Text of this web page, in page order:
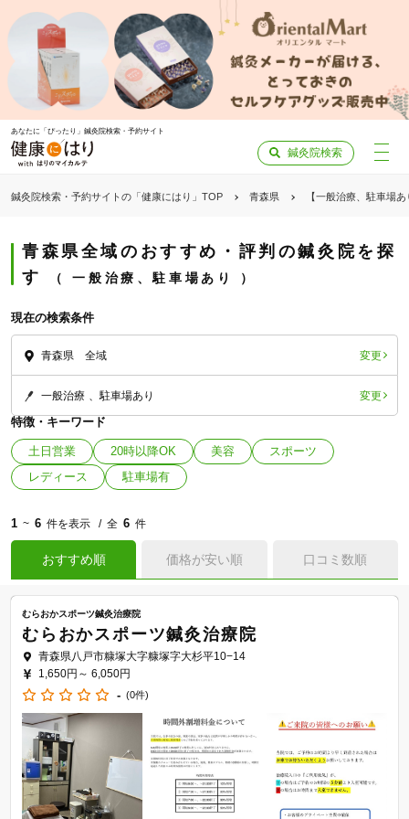
あなたに「ぴったり」鍼灸院検索・予約サイト
鍼灸院検索
鍼灸院検索・予約サイトの「健康にはり」TOP 青森県 【一般治療、駐車場
青森県全域のおすすめ・評判の鍼灸院を探
す
一般治療、駐車場あり
現在の検索条件
青森県 全域 変更
一般治療 駐車場あり 変更
特徴・キーワード
土日営業 20時以降OK 美容
スポーツ
レディース
駐車場有
1 ~ 6 件を表示 全 6 件
おすすめ順 価格が安い順 口コミ数順
むらおかスポーツ鍼灸治療院
むらおかスポーツ鍼灸治療院
青森県八戸市糠塚大字糠塚字大杉平10−14
1,650円～ 6,050円
- (0件)
「健康にはりを見た」